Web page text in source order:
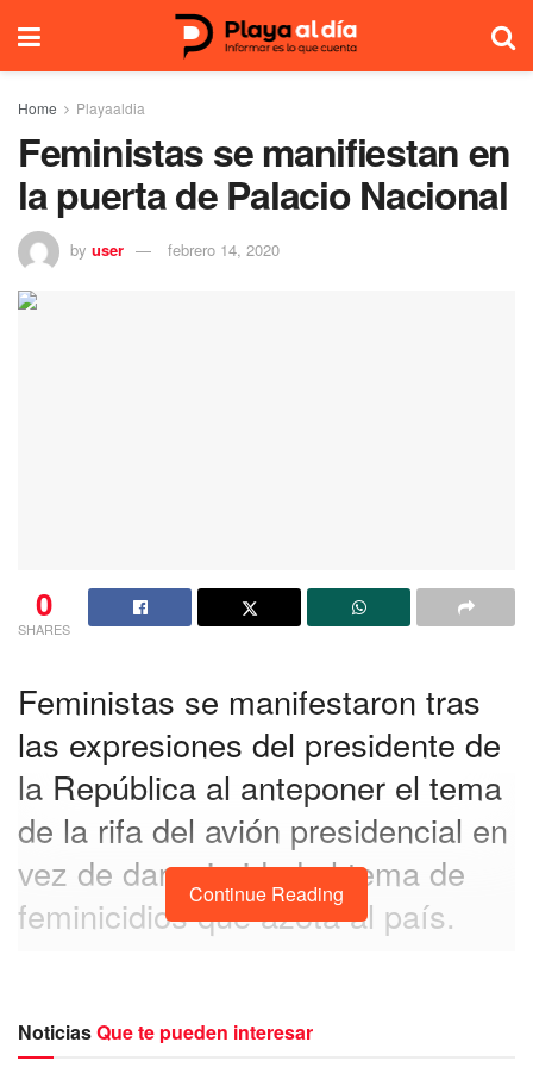
Home Playaaldia
Feministas se manifiestan en
la puerta de Palacio Nacional
by user febrero 14, 2020
0
SHARES
Feministas se manifestaron tras
las expresiones del presidente de
la República al anteponer el tema
de la rifa del avión presidencial en
vez de dar prioridad al tema de
feminicidios que azota al país.
expresiones del mandatarioal anteponer el tema de la
Continue Reading
NoticiasQue te pueden interesar